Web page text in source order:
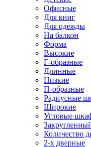
Офисные
Для книг
Для одежды
На балкон
Форма
Высокие
Г-образные
Длинные
Низкие
П-образные
Радиусные
Широкие
Угловые
Количество
2-х дверные